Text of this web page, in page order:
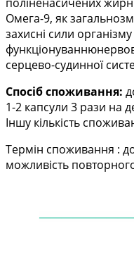
Омега-9, як
захисні сили
серцево-судинної
Спосіб споживання:
1-2 капсули 3 рази на
Іншу кількість
Термін споживання :
можливість
————————